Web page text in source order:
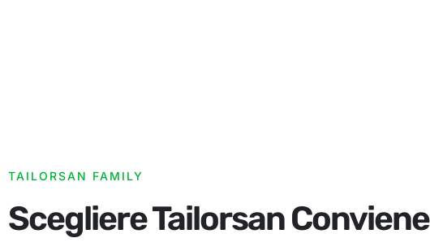
TAILORSAN FAMILY
Scegliere Tailorsan Conviene